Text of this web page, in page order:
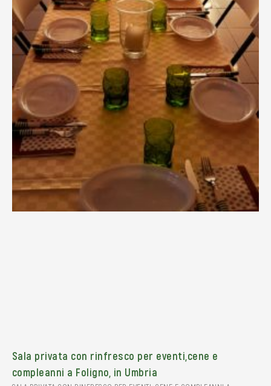
Sala privata con rinfresco per eventi,cene e
compleanni a Foligno, in Umbria